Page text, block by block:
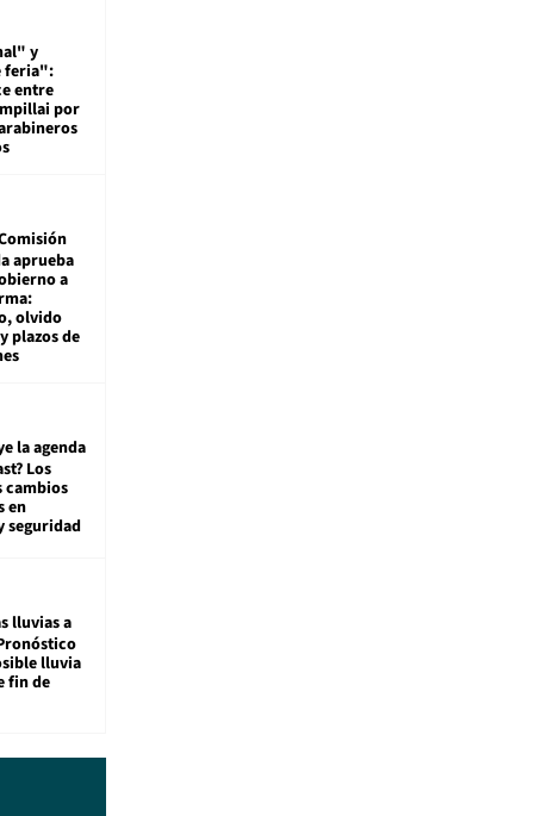
y
feria":
entre
por
aprueba
a
olvido
plazos de
la agenda
Los
cambios
en
seguridad
lluvias a
lluvia
fin de